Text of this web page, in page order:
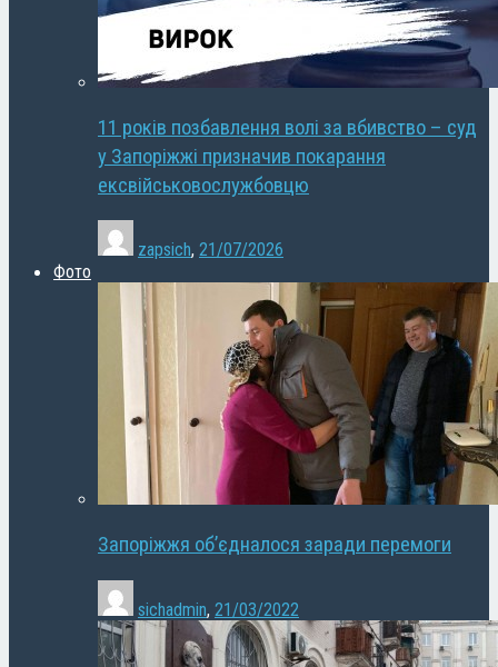
11 років позбавлення волі за вбивство – суд
у Запоріжжі призначив покарання
ексвійськовослужбовцю
zapsich, 21/07/2026
Фото
Запоріжжя об’єдналося заради перемоги
sichadmin, 21/03/2022